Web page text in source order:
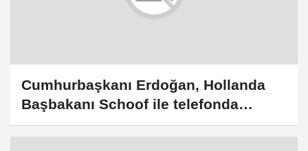
Cumhurbaşkanı Erdoğan, Hollanda
Başbakanı Schoof ile telefonda
görüştü